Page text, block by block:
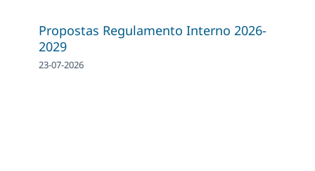
Propostas Regulamento Interno 2026-
2029
23-07-2026